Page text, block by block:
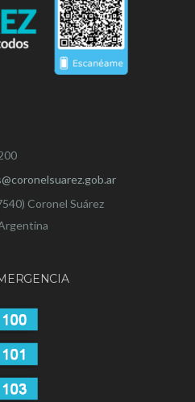
Coronel Suárez